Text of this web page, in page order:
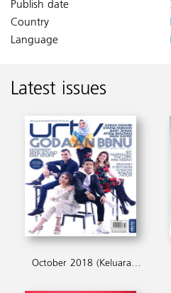
Publish date
Country
Language
Latest issues
October 2018 (Keluaran Terakhir 2018)